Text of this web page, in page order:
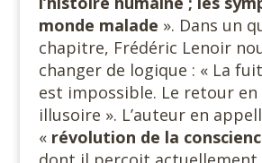
monde malade ». Dans un
chapitre, Frédéric Lenoir
changer de logique : « La
est impossible. Le retour
illusoire ». L’auteur en
« révolution de la